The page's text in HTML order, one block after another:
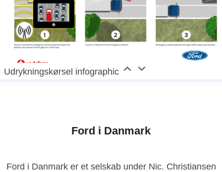
Udrykningskørsel infographic
Ford i Danmark
Ford i Danmark er et selskab under Nic. Christiansen